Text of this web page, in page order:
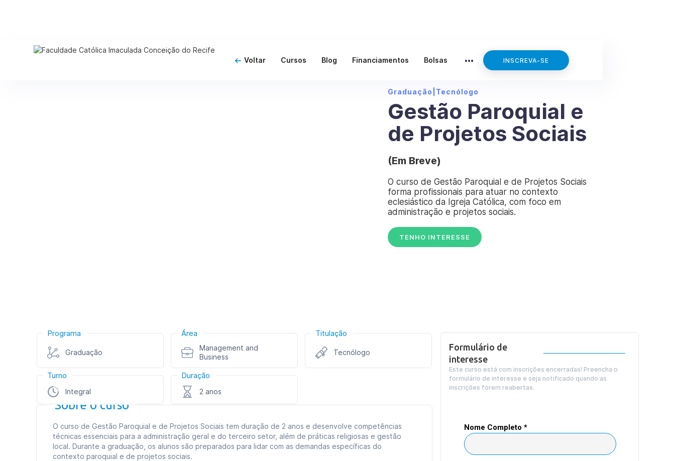
Voltar Cursos Blog Financiamentos Bolsas INSCREVA-SE
Graduação Tecnólogo
Gestão Paroquial e
de Projetos Sociais
(Em Breve)
O curso de Gestão Paroquial e de Projetos Sociais
forma profissionais para atuar no contexto
eclesiástico da Igreja Católica, com foco em
administração e projetos sociais.
TENHO INTERESSE
Programa
Graduação
Área
Management and
Business
Titulação
Tecnólogo
Turno
Integral
Duração
2 anos
Sobre o curso
O curso de Gestão Paroquial e de Projetos Sociais tem duração de 2 anos e desenvolve competências
técnicas essenciais para a administração geral e do terceiro setor, além de práticas religiosas e gestão
local. Durante a graduação, os alunos são preparados para lidar com as demandas específicas do
contexto paroquial e de projetos sociais.
Formulário de
interesse
Este curso está com inscrições encerradas! Preencha o
formulário de interesse e seja notificado quando as
inscrições forem reabertas.